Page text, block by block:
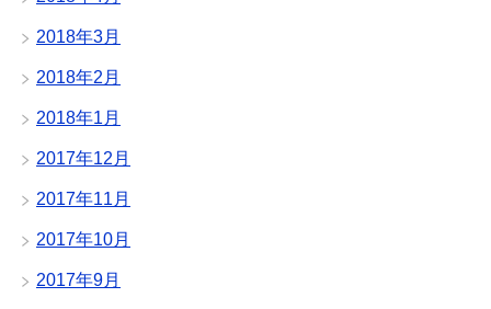
2018年3月
2018年2月
2018年1月
2017年12月
2017年11月
2017年10月
2017年9月